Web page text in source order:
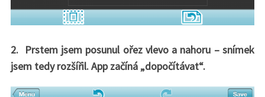
2. Prstem jsem posunul ořez vlevo a nahoru – snímek
jsem tedy rozšířil. App začíná „dopočítávat“.